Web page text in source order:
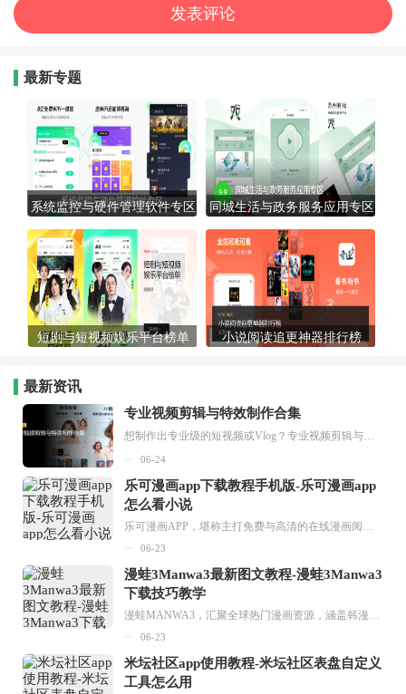
最新专题
系统监控与硬件管理软件专区 同城生活与政务服务应用专区
短剧与短视频娱乐平台榜单 小说阅读追更神器排行榜
最新资讯
专业视频剪辑与特效制作合集
想制作出专业级的短视频或Vlog？专业视频剪辑与特效制作大全专题为你提供了从剪辑、抠像到特效包装的全套解决方案。无论是添加炫酷的片头、进行精准的视频抠图，还是制...
06-24
乐可漫画app下载教程手机版-乐可漫画app
怎么看小说
乐可漫画APP，堪称主打免费与高清的在线漫画阅读神器。其官方版提供海量完整版漫画资源，无论是国内漫画，还是日漫、韩漫、台漫、美漫等国外漫画，应有尽有，随时供你阅读。只需轻点一下，便能直接进入阅读界面。不仅如此，乐可漫画最新版本更新速度极快，在这里，你总能抢先看到全网一手漫画章节内容！...
06-23
漫蛙3Manwa3最新图文教程-漫蛙3Manwa3
下载技巧教学
漫蛙MANWA3，汇聚全球热门漫画资源，涵盖韩漫、欧美漫画、国漫等多种类型，题材丰富多样，全方位满足用户阅读喜好。它不仅是阅读平台，更是创作平台，为广大用户打造零门槛创作环境。...
06-23
米坛社区app使用教程-米坛社区表盘自定义
工具怎么用